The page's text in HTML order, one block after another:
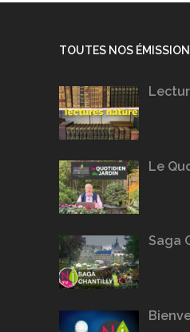
TOUTES NOS
Le
Saga